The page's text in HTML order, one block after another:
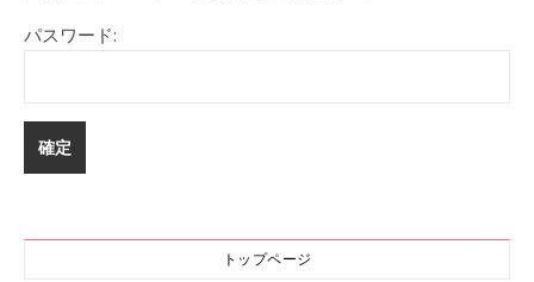
パスワード:
トップページ